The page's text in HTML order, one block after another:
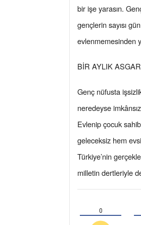
bir işe yarasın.
gençlerin sayısı
evlenmemesinden
BİR AYLIK
Genç nüfusta
neredeyse
Evlenip çocuk
geleceksiz hem
Türkiye’nin
milletin dertleriyle
0